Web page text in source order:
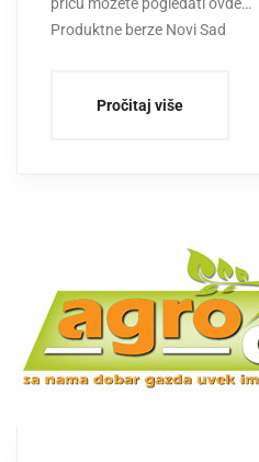
Produktne berze Novi Sad
Pročitaj više